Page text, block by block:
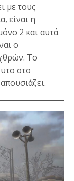
με τους
είναι η
2 και αυτά
ο
Το
στο